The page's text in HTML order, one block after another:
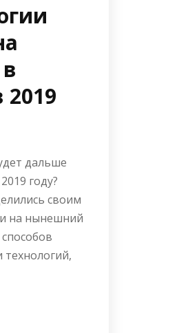
дальше
году?
своим
на нынешний